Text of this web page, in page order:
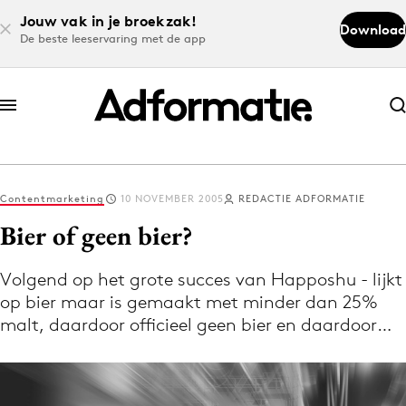
Jouw vak in je broekzak!
De beste leeservaring met de app
Download
Abonneer nu
Abonneer nu
Log in
Download de app
Volg het laatste nieuws via de Adformatie
Nieuws app
Contentmarketing 10 NOVEMBER 2005 REDACTIE ADFORMATIE
Bier of geen bier?
Volgend op het grote succes van Happoshu - lijkt
op bier maar is gemaakt met minder dan 25%
malt, daardoor officieel geen bier en daardoor…